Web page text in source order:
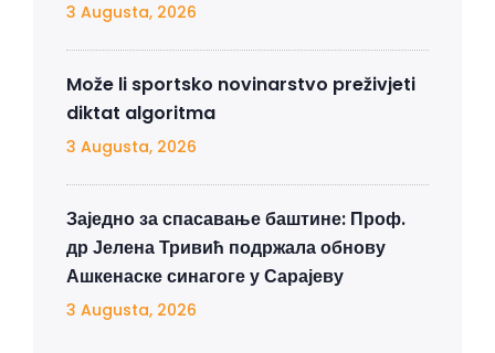
3 Augusta, 2026
Može li sportsko novinarstvo preživjeti
diktat algoritma
3 Augusta, 2026
Заједно за спасавање баштине: Проф.
др Јелена Тривић подржала обнову
Ашкенаске синагоге у Сарајеву
3 Augusta, 2026